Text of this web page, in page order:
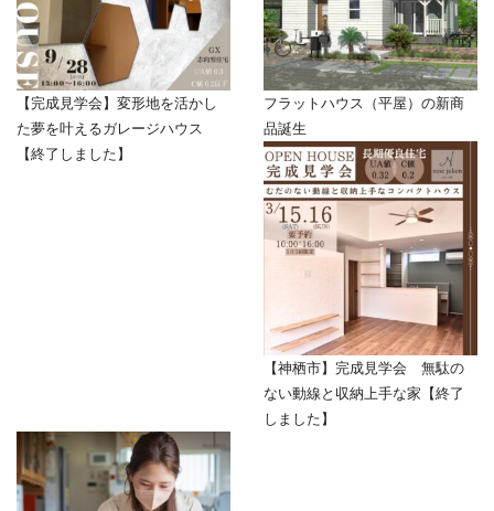
【完成見学会】変形地を活かし
た夢を叶えるガレージハウス
【終了しました】
フラットハウス（平屋）の新商
品誕生
【神栖市】完成見学会 無駄の
ない動線と収納上手な家【終了
しました】